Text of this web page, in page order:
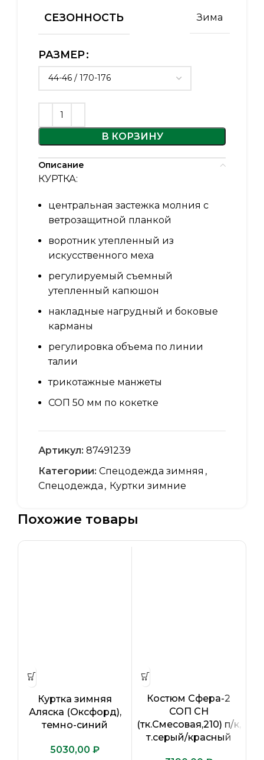
СЕЗОННОСТЬ Зима
РАЗМЕР
В КОРЗИНУ
Описание
КУРТКА:
центральная застежка молния с
ветрозащитной планкой
воротник утепленный из
искусственного меха
регулируемый съемный
утепленный капюшон
накладные нагрудный и боковые
карманы
регулировка объема по линии
талии
трикотажные манжеты
СОП 50 мм по кокетке
Артикул: 87491239
Категории: Спецодежда зимняя ,
Спецодежда , Куртки зимние
Похожие товары
Куртка зимняя
Аляска (Оксфорд),
темно-синий
₽
Костюм Сфера-2
СОП CH
(тк.Смесовая,210) п/к,
т.серый/красный